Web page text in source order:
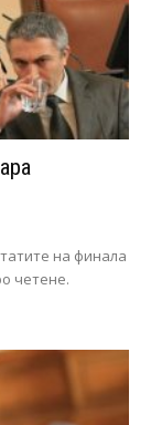
на финала
четене.